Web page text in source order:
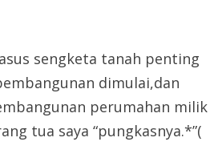
sengketa tanah penting
dimulai,dan
perumahan milik
tua saya “pungkasnya.*”(